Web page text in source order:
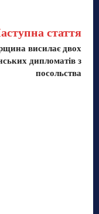
стаття
висилає двох
дипломатів з
посольства